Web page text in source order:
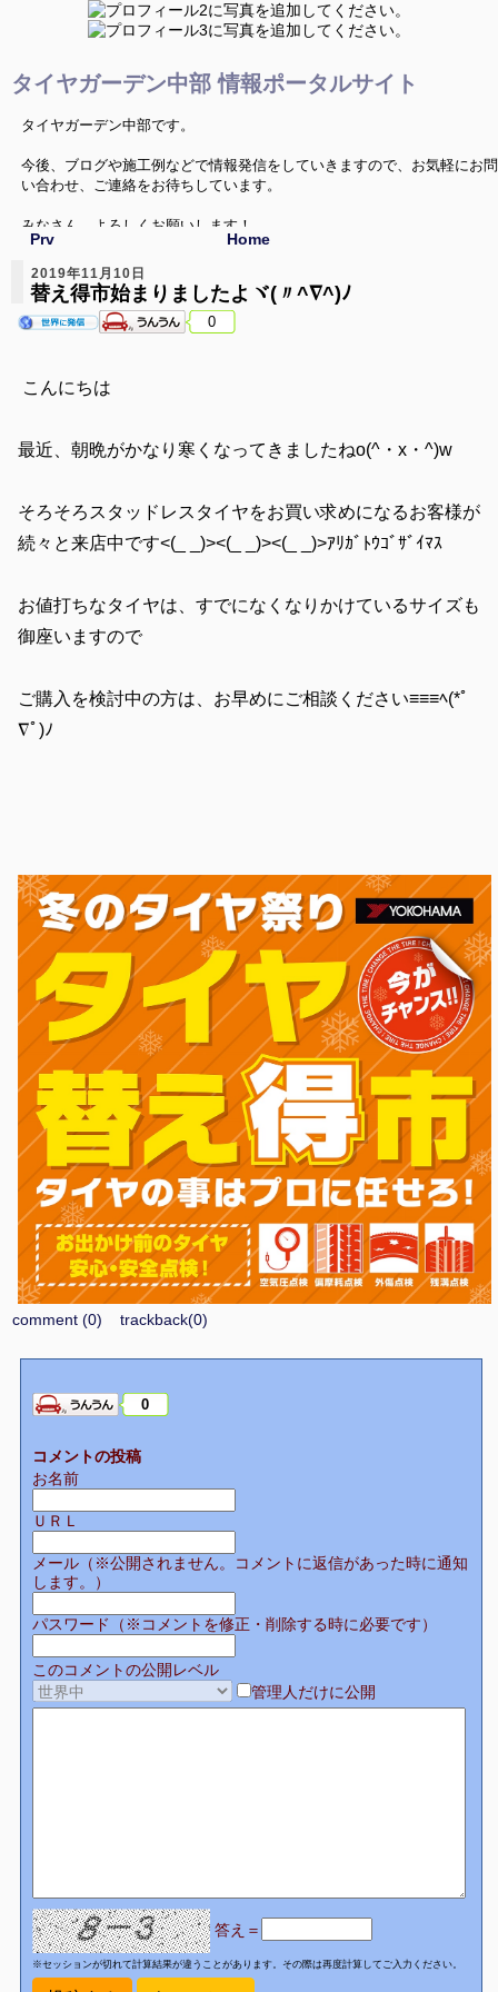
タイヤガーデン中部 情報ポータルサイト
タイヤガーデン中部です。
今後、ブログや施工例などで情報発信をしていきますので、お気軽にお問
い合わせ、ご連絡をお待ちしています。
みなさん、よろしくお願いします！
Prv Home
2019年11月10日
替え得市始まりましたよヾ(〃^∇^)ﾉ
0
こんにちは
最近、朝晩がかなり寒くなってきましたねo(^・x・^)w
そろそろスタッドレスタイヤをお買い求めになるお客様が
続々と来店中です<(_ _)><(_ _)><(_ _)>ｱﾘｶﾞﾄｳｺﾞｻﾞｲﾏｽ
お値打ちなタイヤは、すでになくなりかけているサイズも
御座いますので
ご購入を検討中の方は、お早めにご相談ください≡≡≡ﾍ(*ﾟ
∇ﾟ)ﾉ
comment (0) trackback(0)
0
コメントの投稿
お名前
ＵＲＬ
メール（※公開されません。コメントに返信があった時に通知
します。）
パスワード（※コメントを修正・削除する時に必要です）
このコメントの公開レベル
管理人だけに公開
答え＝
※セッションが切れて計算結果が違うことがあります。その際は再度計算してご入力ください。